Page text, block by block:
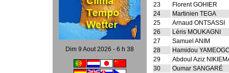
Dim 9 Aout 2026 - 6 h 38
23
Florent GOHIER
24
Martinien TEGA
25
Arnaud ONTSASSI
26
Léris MOUKAGNI
27
Samuel ANIM
28
Hamidou
29
Abdoul Aziz
30
Oumar SANGARÉ